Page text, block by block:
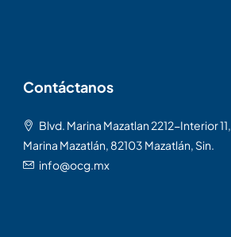
Contáctanos
Blvd. Marina Mazatlan 2212-Interior 11,
Marina Mazatlán, 82103 Mazatlán, Sin.
info@ocg.mx